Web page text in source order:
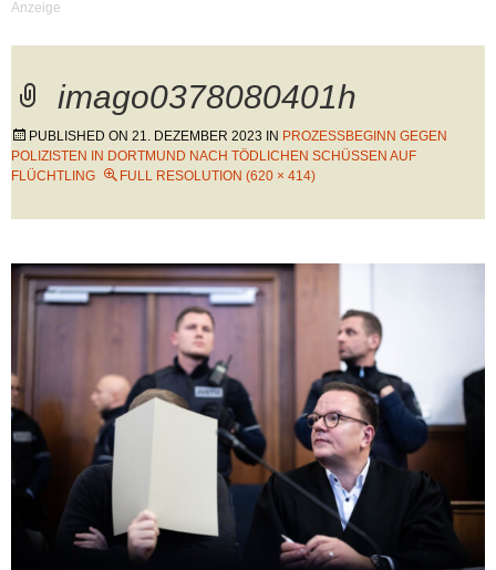
imago0378080401h
PUBLISHED ON 21. DEZEMBER 2023 IN PROZESSBEGINN GEGEN
POLIZISTEN IN DORTMUND NACH TÖDLICHEN SCHÜSSEN AUF
FLÜCHTLING
FULL RESOLUTION (620 × 414)